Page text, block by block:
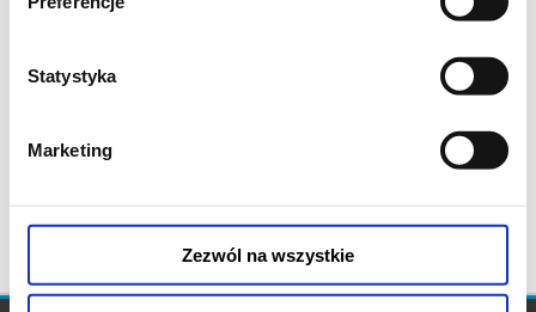
Statystyka
Marketing
Zezwól na wszystkie